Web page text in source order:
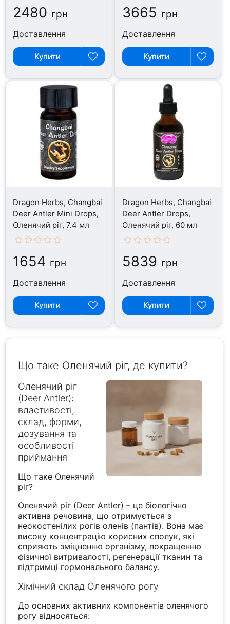
2480 грн
Доставлення
Купити
3665 грн
Доставлення
Купити
Dragon Herbs, Changbai
Deer Antler Mini Drops,
Оленячий ріг, 7.4 мл
1654 грн
Доставлення
Купити
Dragon Herbs, Changbai
Deer Antler Drops,
Оленячий ріг, 60 мл
5839 грн
Доставлення
Купити
Що таке Оленячий ріг, де купити?
Оленячий ріг
(Deer Antler):
властивості,
склад, форми,
дозування та
особливості
приймання
Що таке Оленячий
ріг?
Оленячий ріг (Deer Antler) – це біологічно
активна речовина, що отримується з
неокостенілих рогів оленів (пантів). Вона має
високу концентрацію корисних сполук, які
сприяють зміцненню організму, покращенню
фізичної витривалості, регенерації тканин та
підтримці гормонального балансу.
Хімічний склад Оленячого рогу
До основних активних компонентів оленячого
рогу відносяться: